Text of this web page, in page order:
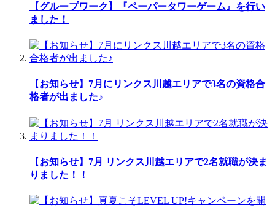
【グループワーク】『ペーパータワーゲーム』を行い
ました！
【お知らせ】7月にリンクス川越エリアで3名の資格合
格者が出ました♪
【お知らせ】7月 リンクス川越エリアで2名就職が決ま
りました！！